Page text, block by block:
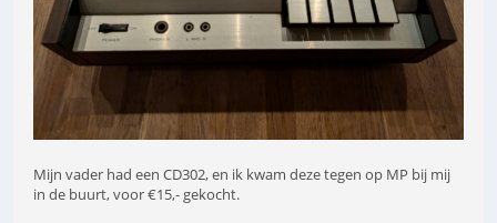
Mijn vader had een CD302, en ik kwam deze tegen op MP bij mij
in de buurt, voor €15,- gekocht.